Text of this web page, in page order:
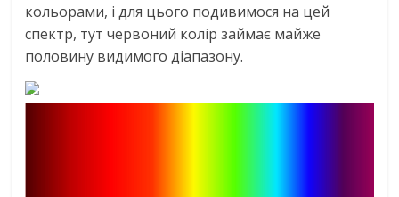
кольорами, і для цього подивимося на цей
спектр, тут червоний колір займає майже
половину видимого діапазону.